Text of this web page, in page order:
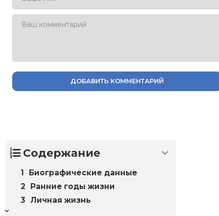
ДОБАВИТЬ КОММЕНТАРИЙ
Содержание
Биографические данные
Ранние годы жизни
Личная жизнь